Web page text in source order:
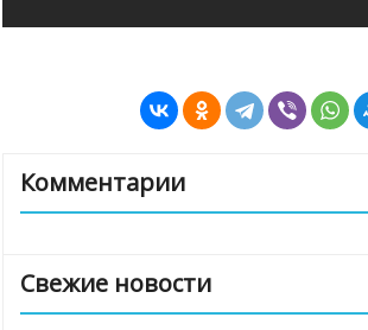
Комментарии
Свежие новости